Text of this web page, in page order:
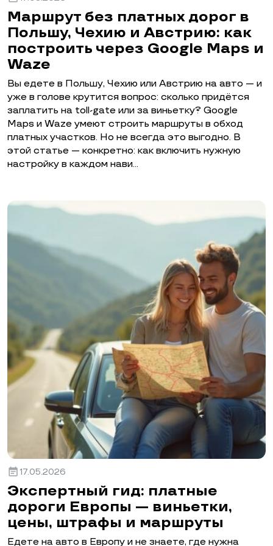
Маршрут без платных дорог в
Польшу, Чехию и Австрию: как
построить через Google Maps и
Waze
Вы едете в Польшу, Чехию или Австрию на авто — и
уже в голове крутится вопрос: сколько придётся
заплатить на toll-gate или за виньетку? Google
Maps и Waze умеют строить маршруты в обход
платных участков. Но не всегда это выгодно. В
этой статье — конкретно: как включить нужную
настройку в каждом нави…
event_note 17.05.2026
Экспертный гид: платные
дороги Европы — виньетки,
цены, штрафы и маршруты
Едете на авто в Европу и не знаете, где нужна